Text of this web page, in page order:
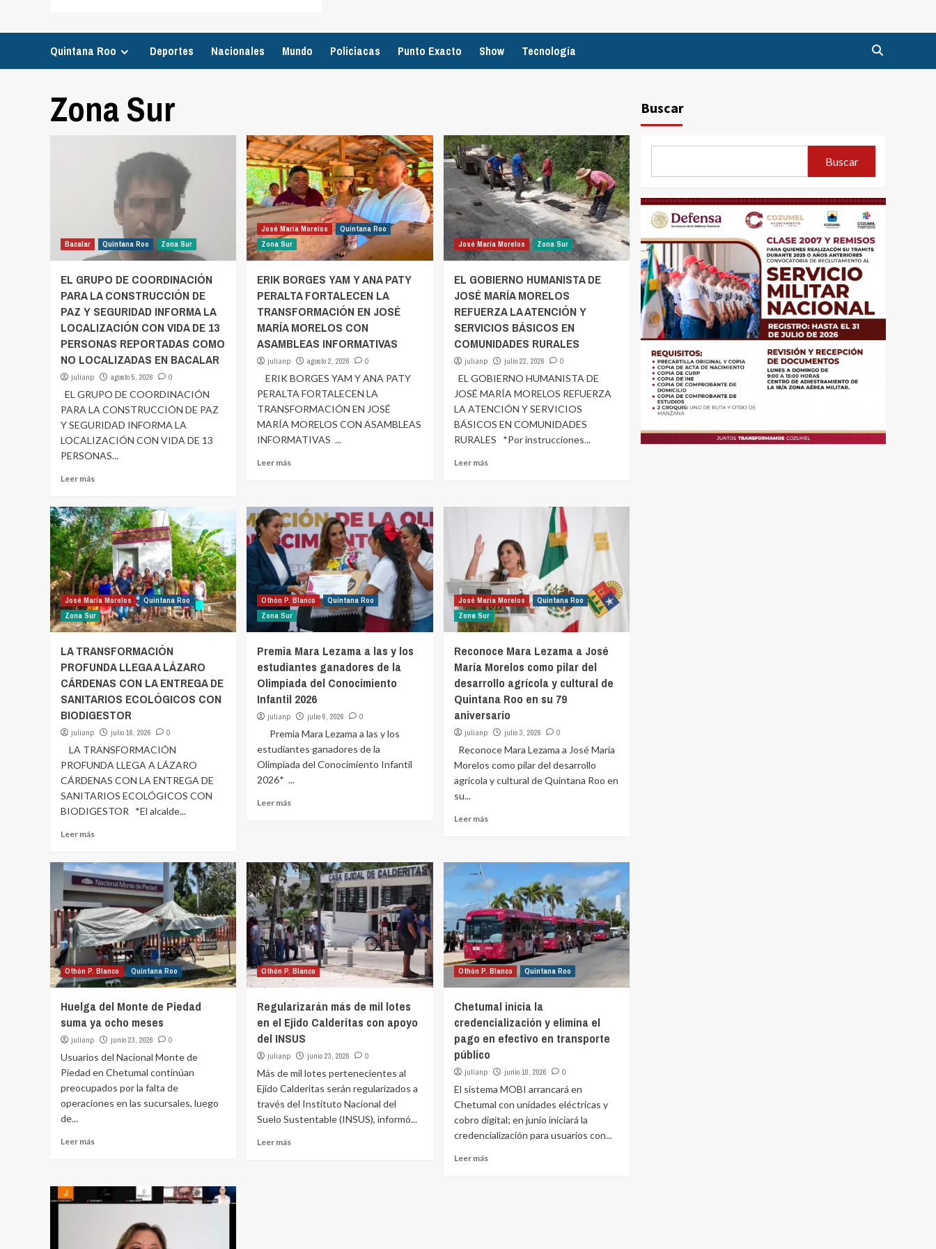
Quintana Roo Deportes Nacionales Mundo Policiacas Punto Exacto Show Tecnología
Zona Sur
Bacalar Quintana Roo Zona Sur
EL GRUPO DE COORDINACIÓN
PARA LA CONSTRUCCIÓN DE
PAZ Y SEGURIDAD INFORMA LA
LOCALIZACIÓN CON VIDA DE 13
PERSONAS REPORTADAS COMO
NO LOCALIZADAS EN BACALAR
julianp agosto 5, 2026 0
EL GRUPO DE COORDINACIÓN
PARA LA CONSTRUCCIÓN DE PAZ
Y SEGURIDAD INFORMA LA
LOCALIZACIÓN CON VIDA DE 13
PERSONAS...
Leer más
José María Morelos
Quintana Roo
Zona Sur
ERIK BORGES YAM Y ANA PATY
PERALTA FORTALECEN LA
TRANSFORMACIÓN EN JOSÉ
MARÍA MORELOS CON
ASAMBLEAS INFORMATIVAS
julianp agosto 2, 2026 0
ERIK BORGES YAM Y ANA PATY
PERALTA FORTALECEN LA
TRANSFORMACIÓN EN JOSÉ
MARÍA MORELOS CON ASAMBLEAS
INFORMATIVAS ...
Leer más
José María Morelos Zona Sur
EL GOBIERNO HUMANISTA DE
JOSÉ MARÍA MORELOS
REFUERZA LA ATENCIÓN Y
SERVICIOS BÁSICOS EN
COMUNIDADES RURALES
julianp julio 22, 2026 0
EL GOBIERNO HUMANISTA DE
JOSÉ MARÍA MORELOS REFUERZA
LA ATENCIÓN Y SERVICIOS
BÁSICOS EN COMUNIDADES
RURALES *Por instrucciones...
Leer más
José María Morelos
Quintana Roo
Zona Sur
LA TRANSFORMACIÓN
PROFUNDA LLEGA A LÁZARO
CÁRDENAS CON LA ENTREGA DE
SANITARIOS ECOLÓGICOS CON
BIODIGESTOR
julianp julio 16, 2026 0
LA TRANSFORMACIÓN
PROFUNDA LLEGA A LÁZARO
CÁRDENAS CON LA ENTREGA DE
SANITARIOS ECOLÓGICOS CON
BIODIGESTOR *El alcalde...
Leer más
Othón P. Blanco
Quintana Roo
Zona Sur
Premia Mara Lezama a las y los
estudiantes ganadores de la
Olimpiada del Conocimiento
Infantil 2026
julianp julio 6, 2026 0
Premia Mara Lezama a las y los
estudiantes ganadores de la
Olimpiada del Conocimiento Infantil
2026* ...
Leer más
José María Morelos
Quintana Roo
Zona Sur
Reconoce Mara Lezama a José
María Morelos como pilar del
desarrollo agrícola y cultural de
Quintana Roo en su 79
aniversario
julianp julio 3, 2026 0
Reconoce Mara Lezama a José María
Morelos como pilar del desarrollo
agrícola y cultural de Quintana Roo en
su...
Leer más
Othón P. Blanco Quintana Roo
Huelga del Monte de Piedad
suma ya ocho meses
julianp junio 23, 2026 0
Usuarios del Nacional Monte de
Piedad en Chetumal continúan
preocupados por la falta de
operaciones en las sucursales, luego
de...
Leer más
Othón P. Blanco
Regularizarán más de mil lotes
en el Ejido Calderitas con apoyo
del INSUS
julianp junio 23, 2026 0
Más de mil lotes pertenecientes al
Ejido Calderitas serán regularizados a
través del Instituto Nacional del
Suelo Sustentable (INSUS), informó...
Leer más
Othón P. Blanco Quintana Roo
Chetumal inicia la
credencialización y elimina el
pago en efectivo en transporte
público
julianp junio 10, 2026 0
El sistema MOBI arrancará en
Chetumal con unidades eléctricas y
cobro digital; en junio iniciará la
credencialización para usuarios con...
Leer más
Buscar
Buscar